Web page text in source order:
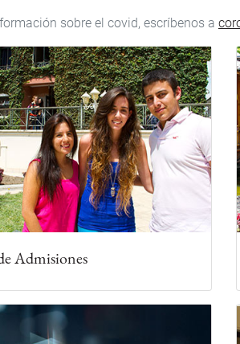
sobre el covid, escríbenos a
Admisiones